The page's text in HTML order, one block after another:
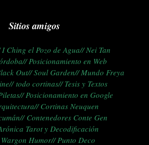
Sitios amigos
I Ching el Pozo de Agua// Nei Tan
Posicionamiento en Web
Out// Soul Garden// Mundo Freya
todo cortinas// Tesis y Textos
Posicionamiento en Google
Cortinas Neuquen
Contenedores Conte Gen
Tarot y Decodificación
Humor// Punto Deco